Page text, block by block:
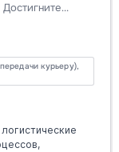
курьеру),